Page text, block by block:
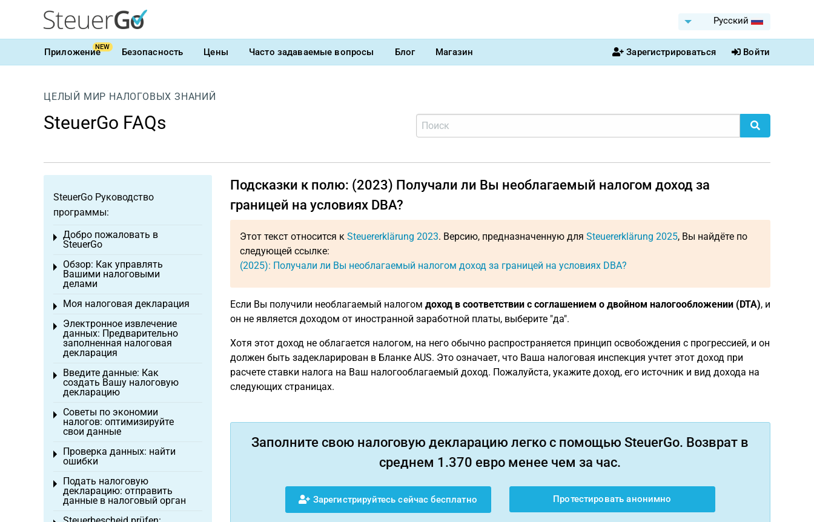
Pусский
ПриложениеNEW Безопасность Цены Часто задаваемые вопросы Блог Магазин Зарегистрироваться Войти
ЦЕЛЫЙ МИР НАЛОГОВЫХ ЗНАНИЙ
SteuerGo FAQs
Подсказки к полю: (2023) Получали ли Вы необлагаемый налогом доход за
границей на условиях DBA?
Этот текст относится к Steuererklärung 2023. Версию, предназначенную для Steuererklärung 2025, Вы найдёте по
следующей ссылке:
(2025): Получали ли Вы необлагаемый налогом доход за границей на условиях DBA?
Если Вы получили необлагаемый налогом доход в соответствии с соглашением о двойном налогообложении (DTA), и
он не является доходом от иностранной заработной платы, выберите "да".
Хотя этот доход не облагается налогом, на него обычно распространяется принцип освобождения с прогрессией, и он
должен быть задекларирован в Бланке AUS. Это означает, что Ваша налоговая инспекция учтет этот доход при
расчете ставки налога на Ваш налогооблагаемый доход. Пожалуйста, укажите доход, его источник и вид дохода на
следующих страницах.
Заполните свою налоговую декларацию легко с помощью SteuerGo. Возврат в
среднем 1.370 евро менее чем за час.
Зарегистрируйтесь сейчас бесплатно Протестировать анонимно
SteuerGo Руководство
программы:
Добро пожаловать в
SteuerGo
Toggle menu
Обзор: Как управлять
Вашими налоговыми
делами
Toggle menu
Моя налоговая декларация
Toggle menu
Электронное извлечение
данных: Предварительно
заполненная налоговая
декларация
Toggle menu
Введите данные: Как
создать Вашу налоговую
декларацию
Toggle menu
Советы по экономии
налогов: оптимизируйте
свои данные
Toggle menu
Проверка данных: найти
ошибки
Toggle menu
Подать налоговую
декларацию: отправить
данные в налоговый орган
Toggle menu